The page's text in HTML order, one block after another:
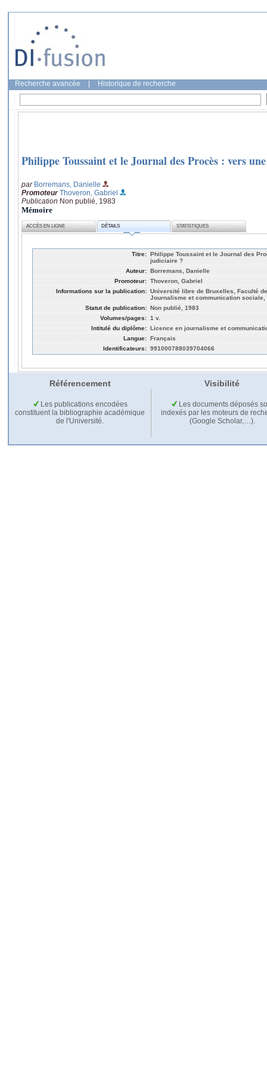
Recherche avancée Historique de recherche
Philippe Toussaint et le Journal des Procès : vers
par Borremans, Danielle
Promoteur Thoveron, Gabriel
Publication Non publié, 1983
Mémoire
ACCÈS EN LIGNE DÉTAILS STATISTIQUES
Titre: Philippe Toussaint et le Journal des
judiciaire ?
Auteur: Borremans, Danielle
Promoteur: Thoveron, Gabriel
Informations sur la publication: Université libre de Bruxelles, Faculté
Journalisme et communication sociale,
Statut de publication: Non publié, 1983
Volumes/pages: 1 v.
Intitulé du diplôme: Licence en journalisme et
Langue: Français
Identificateurs: 991000788039704066
Référencement Visibilité
Les publications encodées
constituent la bibliographie académique
de l'Université.
Les documents déposés
indexés par les moteurs de
(Google Scholar,…).